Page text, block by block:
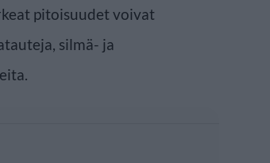
pitoisuudet voivat
silmä- ja